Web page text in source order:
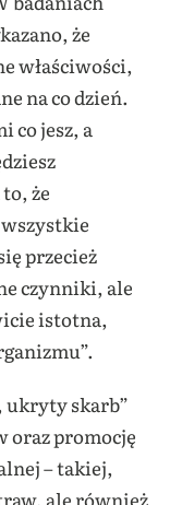
że
właściwości,
na co dzień.
co jesz, a
że
przecież
czynniki, ale
istotna,
ukryty skarb”
oraz promocję
– takiej,
ale również